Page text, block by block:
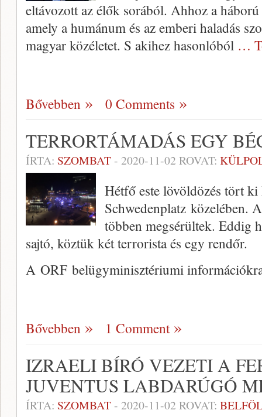
eltávozott az élők sorából. Ahhoz a
amely a humánum és az emberi haladás
magyar közéletet. S akihez hasonlóból …
Bővebben 0 Comments
TERRORTÁMADÁS EGY
ÍRTA: SZOMBAT- 2020-11-02 ROVAT:
Hétfő este lövöldözés tört ki
Schwedenplatz közelében.
többen megsérültek. Eddig
sajtó, köztük két terrorista és egy rendőr.
A ORF belügyminisztériumi
Bővebben 1 Comment
IZRAELI BÍRÓ VEZETI A
JUVENTUS LABDARÚGÓ
ÍRTA: SZOMBAT- 2020-11-02 ROVAT: